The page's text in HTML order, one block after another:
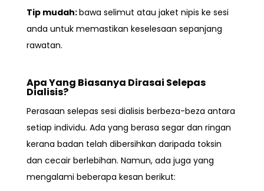
Tip mudah:bawa selimut atau jaket nipis ke sesi
anda untuk memastikan keselesaan sepanjang
rawatan.
Apa Yang Biasanya Dirasai Selepas
Dialisis?
Perasaan selepas sesi dialisis berbeza-beza antara
setiap individu. Ada yang berasa segar dan ringan
kerana badan telah dibersihkan daripada toksin
dan cecair berlebihan. Namun, ada juga yang
mengalami beberapa kesan berikut: